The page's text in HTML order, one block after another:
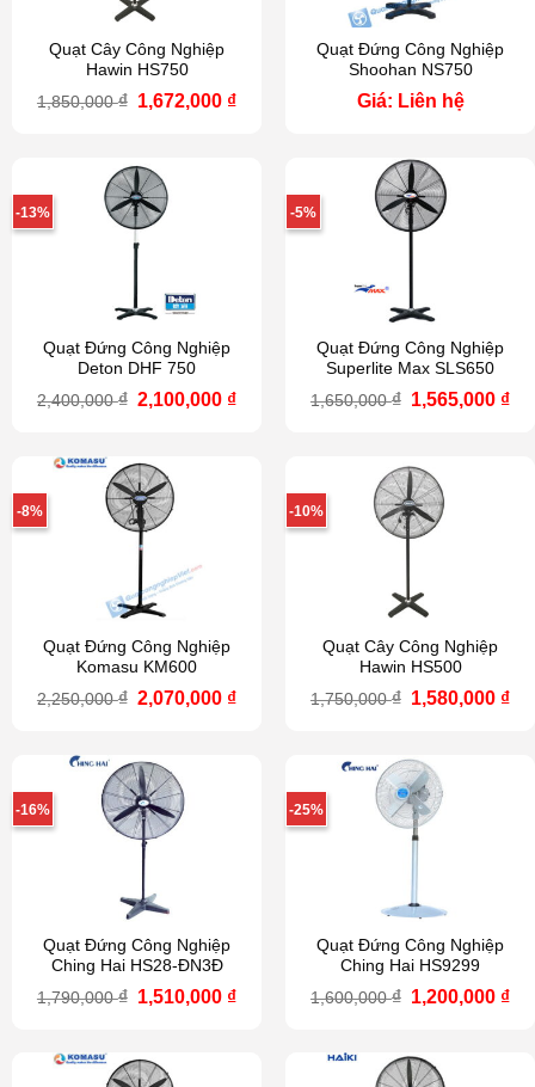
Quạt Cây Công Nghiệp
Hawin HS750
1,850,000₫ Giá
1,672,000 ₫Giá
Quạt Đứng Công Nghiệp
Shoohan NS750
Giá: Liên hệ
-13%
Quạt Đứng Công Nghiệp
Deton DHF 750
2,400,000₫ Giá
2,100,000 ₫Giá
-5%
Quạt Đứng Công Nghiệp
Superlite Max SLS650
1,650,000₫ Giá
1,565,000 ₫
-8%
Quạt Đứng Công Nghiệp
Komasu KM600
2,250,000₫ Giá
2,070,000 ₫Giá
-10%
Quạt Cây Công Nghiệp
Hawin HS500
1,750,000₫ Giá
1,750,000 ₫.
1,580,000 ₫
-16%
Quạt Đứng Công Nghiệp
Ching Hai HS28-ĐN3Đ
1,790,000₫ Giá
1,510,000 ₫Giá
-25%
Quạt Đứng Công Nghiệp
Ching Hai HS9299
1,600,000₫ Giá
1,600,000 ₫.
1,200,000 ₫